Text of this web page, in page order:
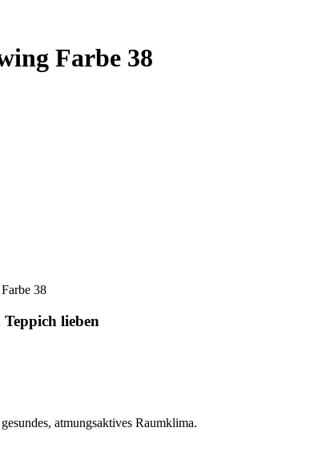
Farbe 38
38
lieben
atmungsaktives Raumklima.